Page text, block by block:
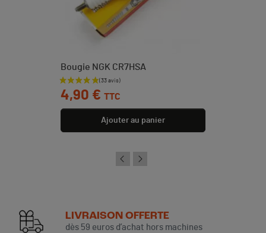
Bougie NGK CR7HSA
Prix
4,90 € TTC
Ajouter au panier
LIVRAISON OFFERTE
dès 59 euros d’achat hors machines